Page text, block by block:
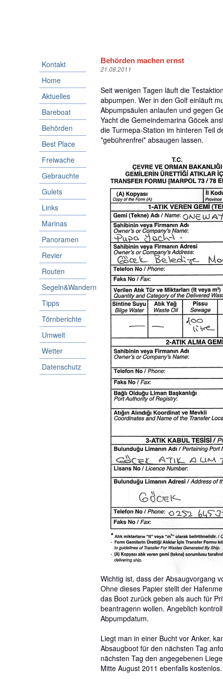
Kontakt
Home
Aktuelles
Bareboat
Behörden
Best Place
Freiwache
Gebrauchte
Gulets
Links
Marinas
Panoramen
Revier
Routen
Segeln&Wandern
Tipps
Törnberichte
Umwelt
Wetter
Datenschutz
Behörden machen ernst
21.08.2011
Seit wenigen Tagen läuft die
abpumpen. Wer in den Golf einläuft
Abpumpsäulen anlaufen und gegen
Yacht die Gemeindemarina Göcek
die Turmepa-Station im hinteren Teil
*gebührenfrei* absaugen lassen.
Wichtig ist, dass der Absaugvorgang
Ohne dieses Papier stellt der
das Boot zurück geben als auch für
beantragenn wollen. Angeblich
Abpumpdatum.
Liegt man in einer Bucht vor Anker,
Absaugboot für den nächsten Tag
nächsten Tag den angegebenen
Mitte August 2011 ebenfalls kostenlos.